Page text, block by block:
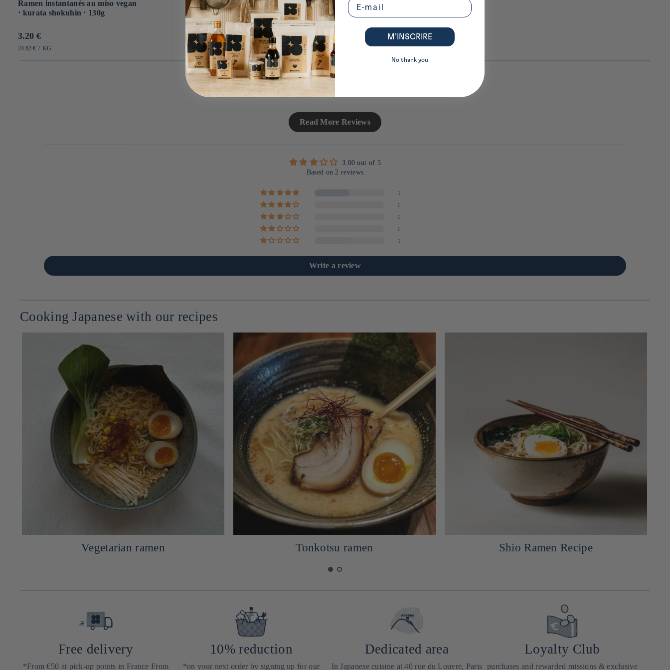
Ramen instantanés au miso vegan
⋅ kurata shokuhin ⋅ 130g
Prix
habituel
3.20 €
PRIX
24.62 € / PAR
KG
Customer Reviews
Read More Reviews
3.00 out of 5
Based on 2 reviews
1
0
0
0
1
Write a review
Cooking Japanese with our recipes
Vegetarian ramen Tonkotsu ramen Shio Ramen Recipe
Free delivery
*From €50 at pick-up points in France From
10% reduction
*on your next order by signing up for our
Dedicated area
In Japanese cuisine at 40 rue du Louvre, Paris
Loyalty Club
purchases and rewarded missions & exclusive
M’INSCRIRE
No thank you